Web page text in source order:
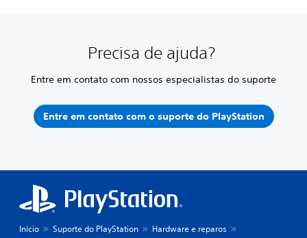
Precisa de ajuda?
Entre em contato com nossos especialistas do suporte
Entre em contato com o suporte do PlayStation
Início Suporte do PlayStation
Hardware e reparos